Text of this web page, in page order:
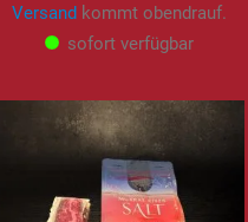
Versandkommt obendrauf.
sofort verfügbar